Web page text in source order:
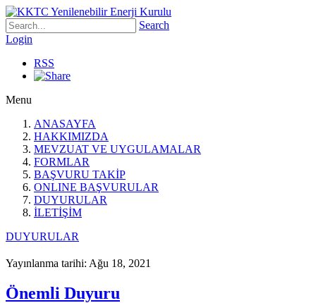
Search
Login
RSS
Menu
ANASAYFA
HAKKIMIZDA
MEVZUAT VE UYGULAMALAR
FORMLAR
BAŞVURU TAKİP
ONLINE BAŞVURULAR
DUYURULAR
İLETİŞİM
DUYURULAR
Yayınlanma tarihi: Ağu 18, 2021
Önemli Duyuru